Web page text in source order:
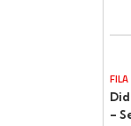
FILA
–